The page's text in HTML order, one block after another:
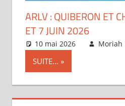
ARLV : QUIBERON ET
ET 7 JUIN 2026
10 mai 2026 Moriah
SUITE...